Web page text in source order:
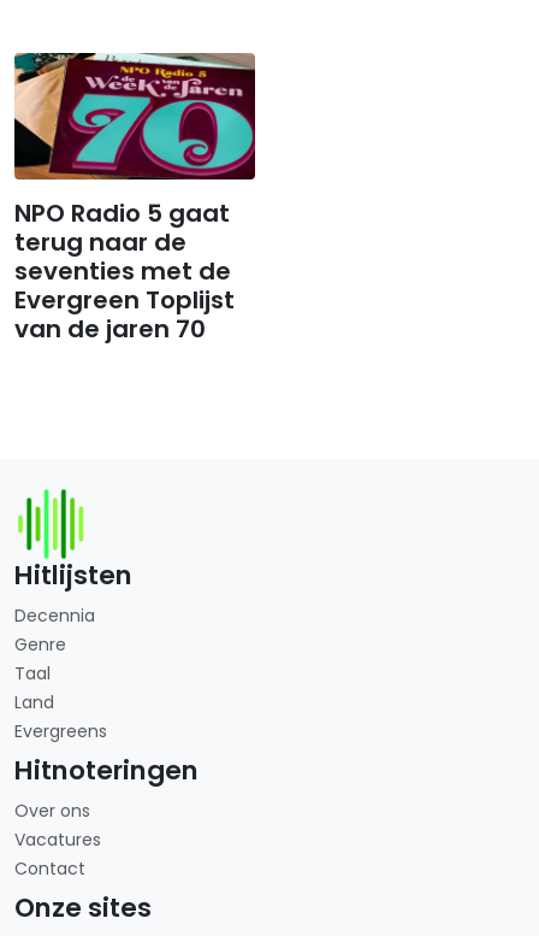
NPO Radio 5 gaat
terug naar de
seventies met de
Evergreen Toplijst
van de jaren 70
Hitlijsten
Decennia
Genre
Taal
Land
Evergreens
Hitnoteringen
Over ons
Vacatures
Contact
Onze sites